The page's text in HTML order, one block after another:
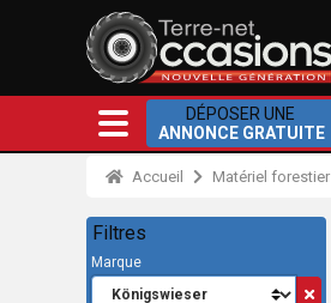
DÉPOSER UNE
ANNONCE GRATUITE
Accueil Matériel forestier
Filtres
Marque